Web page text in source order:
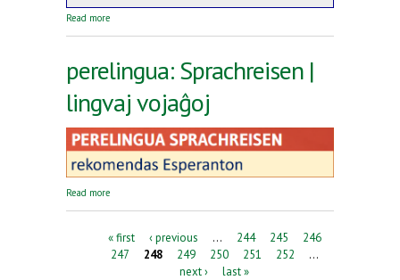
Read more
perelingua: Sprachreisen |
lingvaj vojaĝoj
Read more
Pages« first ‹ previous … 244 245
246
247
248 249 250 251 252
…
next ›
last »